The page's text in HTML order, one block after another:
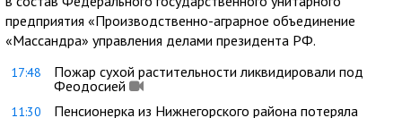
предприятия «Производственно-аграрное объединение
«Массандра» управления делами президента РФ.
17:48
Пожар сухой растительности ликвидировали под
Феодосией
11:30
Пенсионерка из Нижнегорского района потеряла